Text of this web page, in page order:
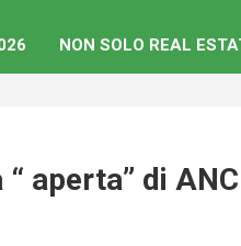
NON SOLO REAL
aperta” di